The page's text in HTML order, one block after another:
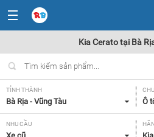
Kia Cerato tại Bà
TỈNH THÀNH
Bà Rịa - Vũng Tàu Ô
NHU CẦU